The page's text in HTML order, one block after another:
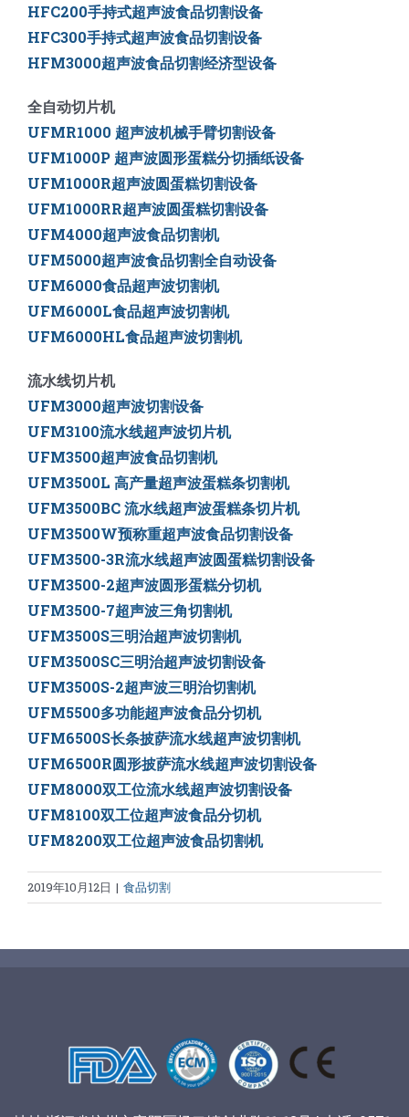
HFC200手持式超声波食品切割设备
HFC300手持式超声波食品切割设备
HFM3000超声波食品切割经济型设备
全自动切片机
UFMR1000 超声波机械手臂切割设备
UFM1000P 超声波圆形蛋糕分切插纸设备
UFM1000R超声波圆蛋糕切割设备
UFM1000RR超声波圆蛋糕切割设备
UFM4000超声波食品切割机
UFM5000超声波食品切割全自动设备
UFM6000食品超声波切割机
UFM6000L食品超声波切割机
UFM6000HL食品超声波切割机
流水线切片机
UFM3000超声波切割设备
UFM3100流水线超声波切片机
UFM3500超声波食品切割机
UFM3500L 高产量超声波蛋糕条切割机
UFM3500BC 流水线超声波蛋糕条切片机
UFM3500W预称重超声波食品切割设备
UFM3500-3R流水线超声波圆蛋糕切割设备
UFM3500-2超声波圆形蛋糕分切机
UFM3500-7超声波三角切割机
UFM3500S三明治超声波切割机
UFM3500SC三明治超声波切割设备
UFM3500S-2超声波三明治切割机
UFM5500多功能超声波食品分切机
UFM6500S长条披萨流水线超声波切割机
UFM6500R圆形披萨流水线超声波切割设备
UFM8000双工位流水线超声波切割设备
UFM8100双工位超声波食品分切机
UFM8200双工位超声波食品切割机
2019年10月12日 | 食品切割